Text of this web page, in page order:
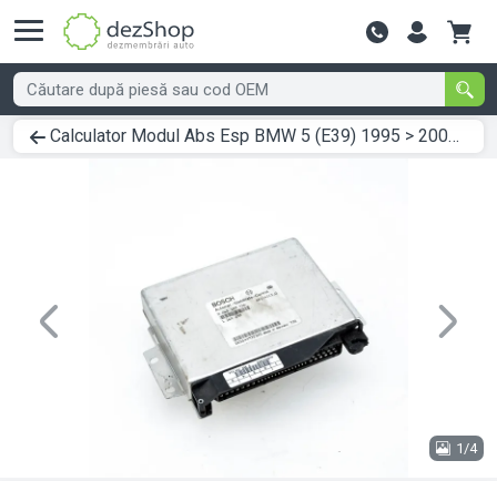
Contactează-
Calculator Modul Abs Esp BMW 5 (E39) 1995 > 2004 0265109016
Previous Next
1/4